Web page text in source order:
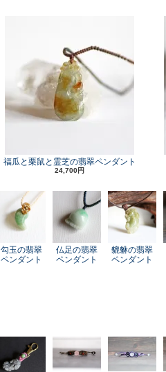
福瓜と栗鼠と霊芝の翡翠ペンダント
24,700円
勾玉の翡翠
ペンダント
仏足の翡翠
ペンダント
貔貅の翡翠
ペンダント